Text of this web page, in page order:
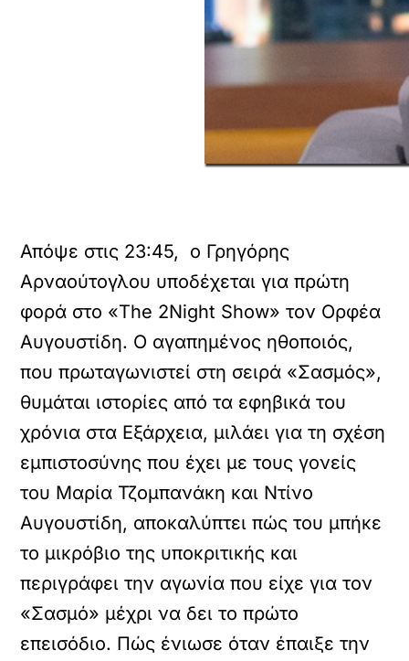
Απόψε στις 23:45, ο Γρηγόρης
Αρναούτογλου υποδέχεται για πρώτη
φορά στο «The 2Night Show» τον Ορφέα
Αυγουστίδη. Ο αγαπημένος ηθοποιός,
που πρωταγωνιστεί στη σειρά «Σασμός»,
θυμάται ιστορίες από τα εφηβικά του
χρόνια στα Εξάρχεια, μιλάει για τη σχέση
εμπιστοσύνης που έχει με τους γονείς
του Μαρία Τζομπανάκη και Ντίνο
Αυγουστίδη, αποκαλύπτει πώς του μπήκε
το μικρόβιο της υποκριτικής και
περιγράφει την αγωνία που είχε για τον
«Σασμό» μέχρι να δει το πρώτο
επεισόδιο. Πώς ένιωσε όταν έπαιξε την